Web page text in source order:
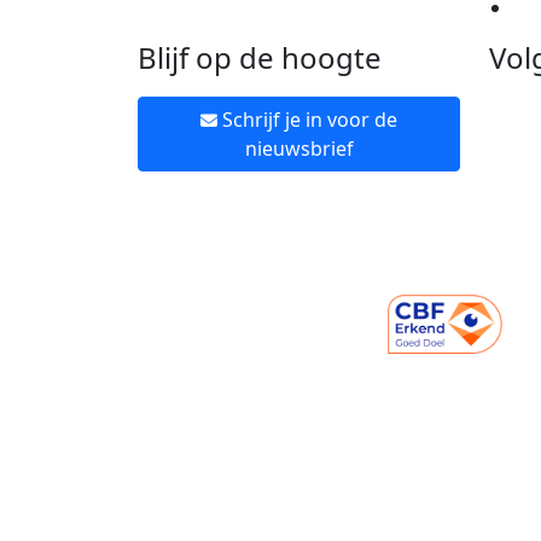
Blijf op de hoogte
Schrijf je in voor de
nieuwsbrief